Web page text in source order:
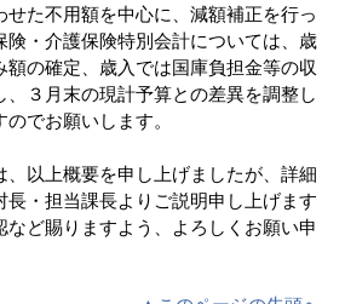
せた不用額を中心に、減額補正を行っ
険・介護保険特別会計については、歳
額の確定、歳入では国庫負担金等の収
、３月末の現計予算との差異を調整し
でお願いします。
以上概要を申し上げましたが、詳細
長・担当課長よりご説明申し上げます
など賜りますよう、よろしくお願い申